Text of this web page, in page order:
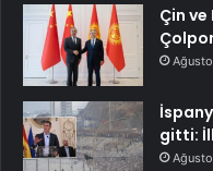
Çin ve
gitti: